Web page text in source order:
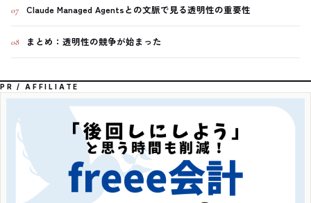
07 Claude Managed Agentsとの文脈で見る透明性の重要性
08 まとめ：透明性の競争が始まった
PR / AFFILIATE